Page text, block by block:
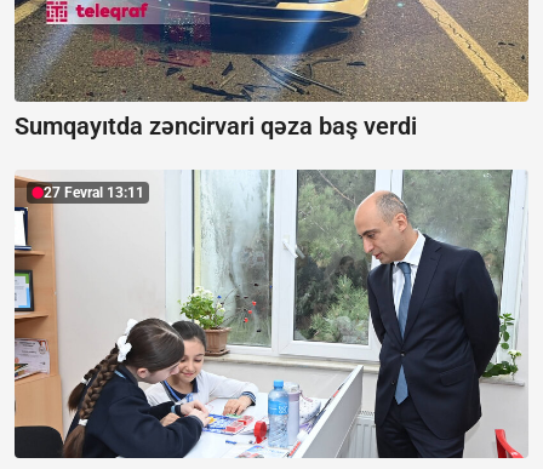
Sumqayıtda zəncirvari qəza baş verdi
27 Fevral 13:11